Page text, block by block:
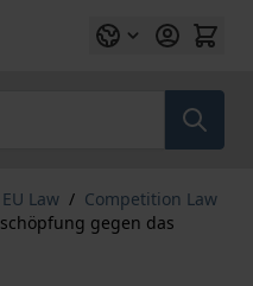
EU Law / Competition Law
gegen das